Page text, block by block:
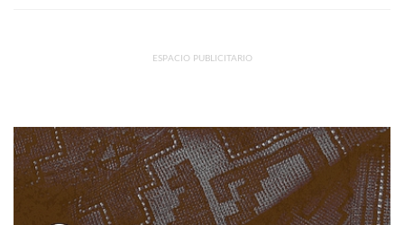
ESPACIO PUBLICITARIO